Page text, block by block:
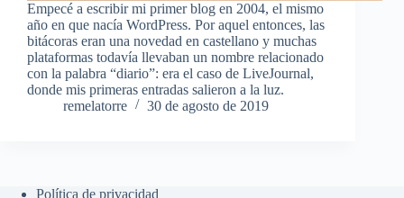
Empecé a escribir mi primer blog en 2004, el mismo
año en que nacía WordPress. Por aquel entonces, las
bitácoras eran una novedad en castellano y muchas
plataformas todavía llevaban un nombre relacionado
con la palabra “diario”: era el caso de LiveJournal,
donde mis primeras entradas salieron a la luz.
remelatorre
30 de agosto de 2019
Política de privacidad